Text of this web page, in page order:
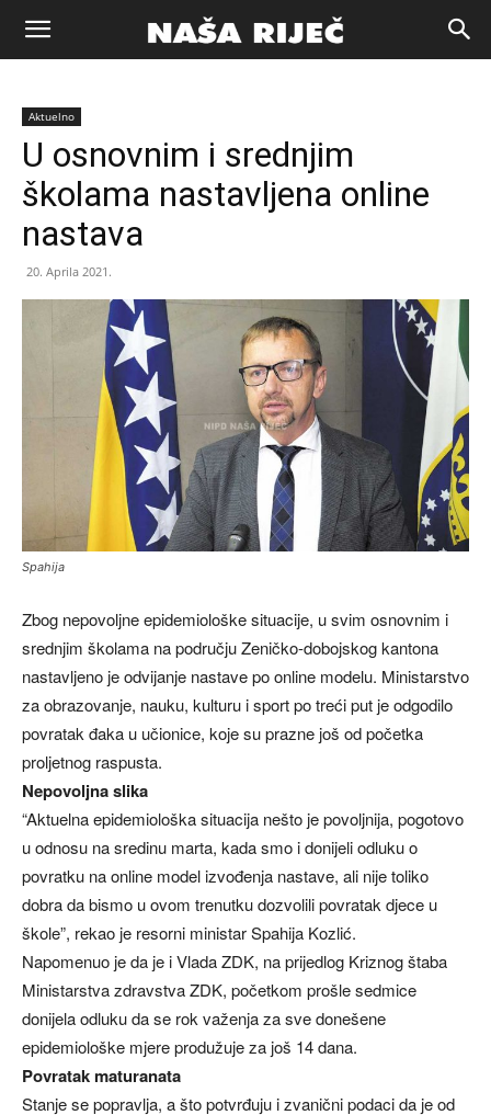
Naša
riječ
Aktuelno
U osnovnim i srednjim
školama nastavljena online
nastava
20. Aprila 2021.
Spahija
Zbog nepovoljne epidemiološke situacije, u svim osnovnim i
srednjim školama na području Zeničko-dobojskog kantona
nastavljeno je odvijanje nastave po online modelu. Ministarstvo
za obrazovanje, nauku, kulturu i sport po treći put je odgodilo
povratak đaka u učionice, koje su prazne još od početka
proljetnog raspusta.
Nepovoljna slika
“Aktuelna epidemiološka situacija nešto je povoljnija, pogotovo
u odnosu na sredinu marta, kada smo i donijeli odluku o
povratku na online model izvođenja nastave, ali nije toliko
dobra da bismo u ovom trenutku dozvolili povratak djece u
škole”, rekao je resorni ministar Spahija Kozlić.
Napomenuo je da je i Vlada ZDK, na prijedlog Kriznog štaba
Ministarstva zdravstva ZDK, početkom prošle sedmice
donijela odluku da se rok važenja za sve donešene
epidemiološke mjere produžuje za još 14 dana.
Povratak maturanata
Stanje se popravlja, a što potvrđuju i zvanični podaci da je od